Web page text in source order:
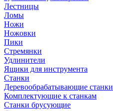
Лестницы
Ломы
Ножи
Ножовки
Пики
Стремянки
Удлинители
Ящики для инструмента
Станки
Деревообрабатывающие станки
Комплектующие к станкам
Станки брусующие